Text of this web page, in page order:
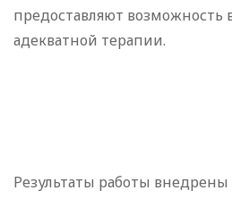
предоставляют возможность
адекватной терапии.
Результаты работы